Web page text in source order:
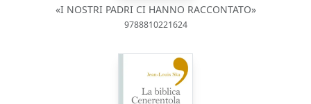
«I NOSTRI PADRI CI HANNO RACCONTATO»
9788810221624